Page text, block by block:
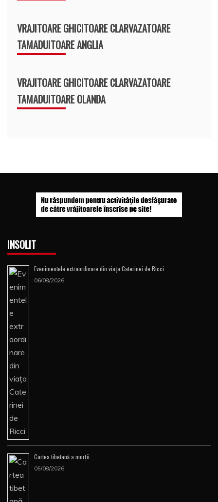
VRAJITOARE GHICITOARE CLARVAZATOARE
TAMADUITOARE ANGLIA
VRAJITOARE GHICITOARE CLARVAZATOARE
TAMADUITOARE OLANDA
INSOLIT
Evenimentele extraordinare din viața Caterinei de Ricci
06/08/2026
Cartea tibetană a morţii
05/08/2026